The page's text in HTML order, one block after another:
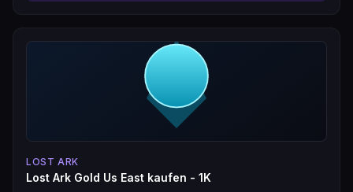
LOST ARK
Lost Ark Gold Us East kaufen - 1K